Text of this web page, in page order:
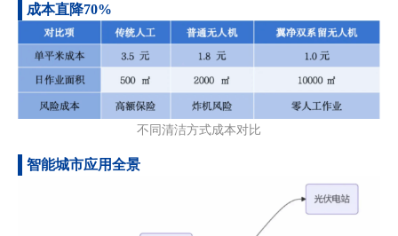
成本直降70%
不同清洁方式成本对比
智能城市应用全景